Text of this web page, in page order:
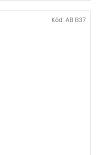
Kód: AB B37